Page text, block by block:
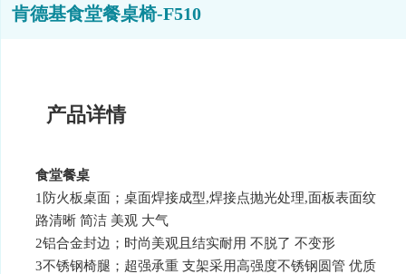
肯德基食堂餐桌椅-F510
产品详情
食堂餐桌
1防火板桌面；桌面焊接成型,焊接点抛光处理,面板表面纹
路清晰 简洁 美观 大气
2铝合金封边；时尚美观且结实耐用 不脱了 不变形
3不锈钢椅腿；超强承重 支架采用高强度不锈钢圆管 优质